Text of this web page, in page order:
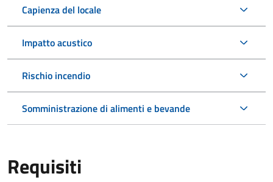
Capienza del locale
Impatto acustico
Rischio incendio
Somministrazione di alimenti e bevande
Requisiti